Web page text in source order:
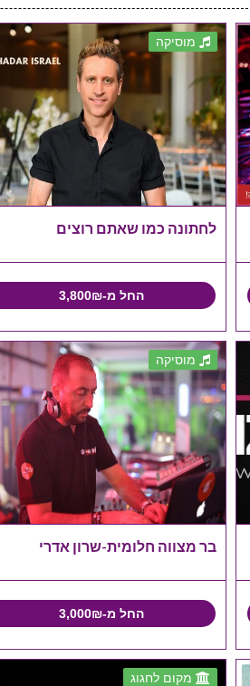
מוסיקה
לחתונה כמו שאתם רוצים
החל מ-3,800₪
מוסיקה
בר מצווה חלומית-שרון אדרי
החל מ-3,000₪
מקום לחגוג